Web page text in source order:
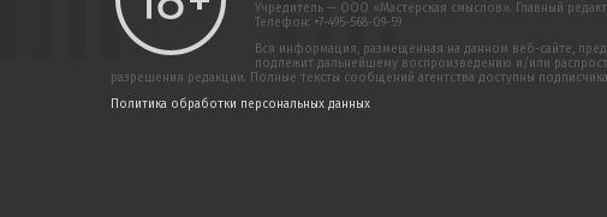
Учредитель — ООО «Мастерская смыслов». Главный
Телефон: +7-495-568-09-59
Вся информация, размещенная на данном веб-сайте,
подлежит дальнейшему воспроизведению и/или
разрешения редакции. Полные тексты сообщений агентства доступны
Политика обработки персональных данных